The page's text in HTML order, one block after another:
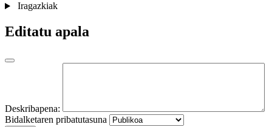
Iragazkiak
Editatu apala
Deskribapena:
Bidalketaren pribatutasuna